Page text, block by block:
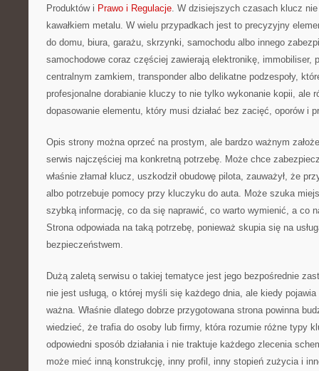
Produktów i Prawo i Regulacje. W dzisiejszych czasach klucz
kawałkiem metalu. W wielu przypadkach jest to precyzyjny
do domu, biura, garażu, skrzynki, samochodu albo innego
samochodowe coraz częściej zawierają elektronikę, immobiliser,
centralnym zamkiem, transponder albo delikatne podzespoły,
profesjonalne dorabianie kluczy to nie tylko wykonanie kopii, ale
dopasowanie elementu, który musi działać bez zacięć, oporów i
Opis strony można oprzeć na prostym, ale bardzo ważnym
serwis najczęściej ma konkretną potrzebę. Może chce
właśnie złamał klucz, uszkodził obudowę pilota, zauważył, że
albo potrzebuje pomocy przy kluczyku do auta. Może szuka
szybką informację, co da się naprawić, co warto wymienić, a co
Strona odpowiada na taką potrzebę, ponieważ skupia się na
bezpieczeństwem.
Dużą zaletą serwisu o takiej tematyce jest jego bezpośrednie
nie jest usługą, o której myśli się każdego dnia, ale kiedy
ważna. Właśnie dlatego dobrze przygotowana strona powinna
wiedzieć, że trafia do osoby lub firmy, która rozumie różne typy
odpowiedni sposób działania i nie traktuje każdego zlecenia
może mieć inną konstrukcję, inny profil, inny stopień zużycia i